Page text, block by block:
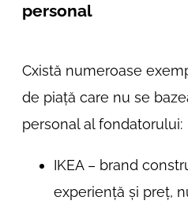
personal
Cxistă numeroase
de piață care nu se
personal al fondatorului:
IKEA – brand
experiență și preț,